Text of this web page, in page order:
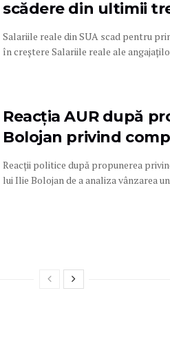
scădere din ultimii
Salariile reale din SUA scad pentru
în creștere Salariile reale ale
Reacția AUR după
Bolojan privind
Reacții politice după propunerea
lui Ilie Bolojan de a analiza vânzarea